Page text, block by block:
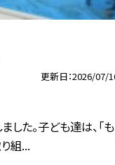
更新日 2026/07/
した。子ども達は、「
組...